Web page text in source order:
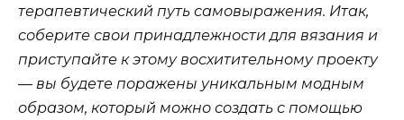
терапевтический путь самовыражения. Итак,
соберите свои принадлежности для вязания и
приступайте к этому восхитительному проекту
— вы будете поражены уникальным модным
образом, который можно создать с помощью